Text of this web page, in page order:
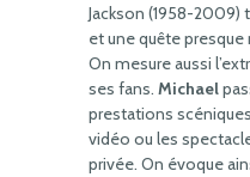
Jackson (1958-2009)
et une quête
On mesure aussi
ses fans. Michael
prestations
vidéo ou les
privée. On évoque